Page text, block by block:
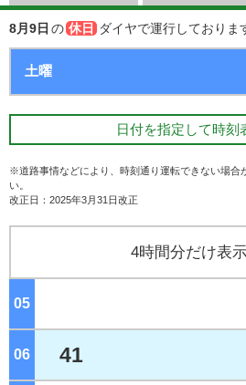
8月9日 の 休日 ダイヤで運行しておりま
日付を指定して時刻
※道路事情などにより、時刻通り運転できない場合
い。
改正日：2025年3月31日改正
4時間分だけ表
05
06 41